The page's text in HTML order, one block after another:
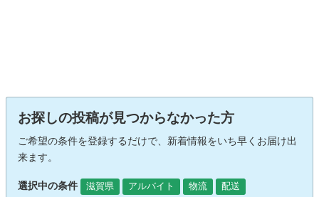
お探しの投稿が見つからなかった方
ご希望の条件を登録するだけで、新着情報をいち早くお届け出
来ます。
選択中の条件 滋賀県 アルバイト 物流 配送